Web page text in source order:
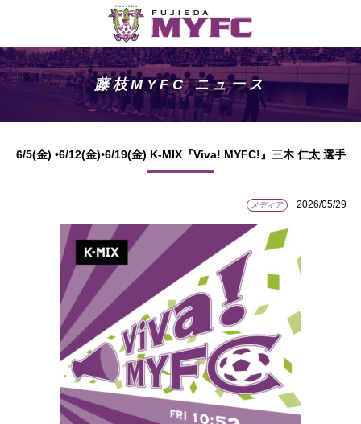
藤枝MYFC ニュース
6/5(金) •6/12(金)•6/19(金) K-MIX『Viva! MYFC!』三木 仁太 選手
メディア 2026/05/29